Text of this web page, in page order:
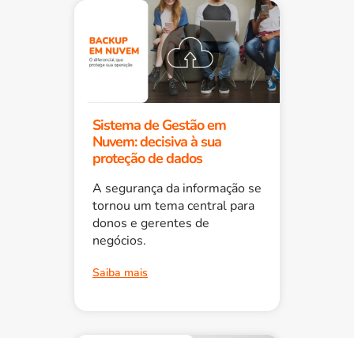
Sistema de Gestão em
Nuvem: decisiva à sua
proteção de dados
A segurança da informação se
tornou um tema central para
donos e gerentes de
negócios.
Saiba mais